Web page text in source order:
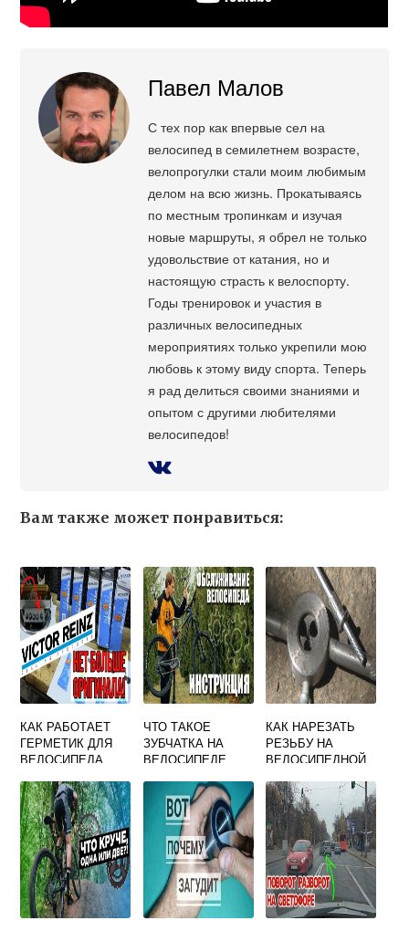
Павел Малов
С тех пор как впервые сел на
велосипед в семилетнем возрасте,
велопрогулки стали моим любимым
делом на всю жизнь. Прокатываясь
по местным тропинкам и изучая
новые маршруты, я обрел не только
удовольствие от катания, но и
настоящую страсть к велоспорту.
Годы тренировок и участия в
различных велосипедных
мероприятиях только укрепили мою
любовь к этому виду спорта. Теперь
я рад делиться своими знаниями и
опытом с другими любителями
велосипедов!
Вам также может понравиться:
КАК РАБОТАЕТ
ГЕРМЕТИК ДЛЯ
ВЕЛОСИПЕДА
ЧТО ТАКОЕ
ЗУБЧАТКА НА
ВЕЛОСИПЕДЕ
КАК НАРЕЗАТЬ
РЕЗЬБУ НА
ВЕЛОСИПЕДНОЙ
РУКАМИ